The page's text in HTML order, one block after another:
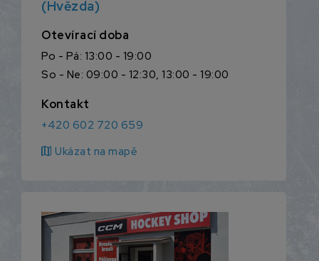
(Hvězda)
Otevírací doba
Po - Pá: 13:00 - 19:00
So - Ne: 09:00 - 12:30, 13:00 - 19:00
Kontakt
+420 602 720 659
map Ukázat na mapě